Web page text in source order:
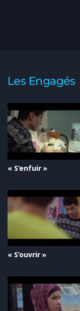
Les Engagés
« S’enfuir »
« S’ouvrir »